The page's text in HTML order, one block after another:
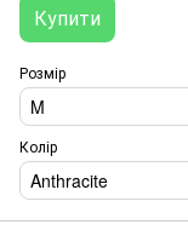
Купити
Розмір
M
Колір
Anthracite